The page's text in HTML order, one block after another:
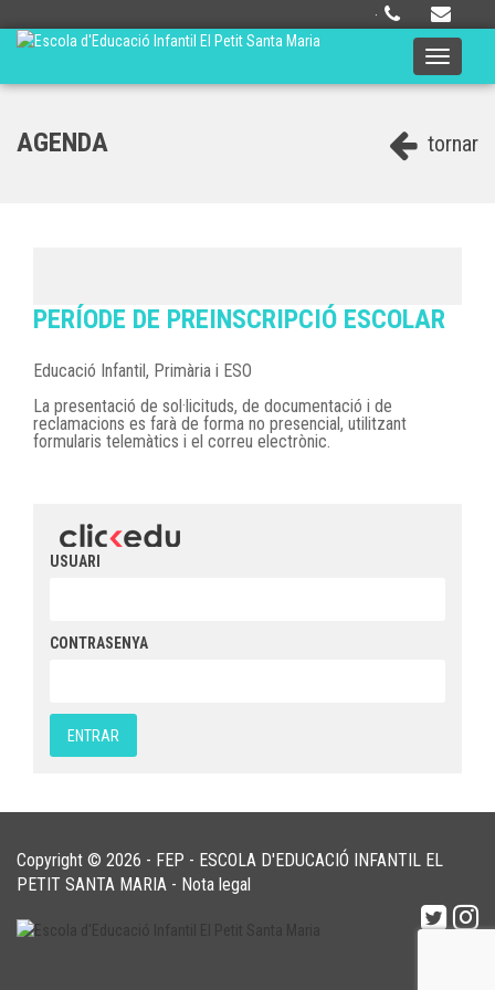
·
Toggle
tornar
AGENDA
PERÍODE DE PREINSCRIPCIÓ ESCOLAR
Educació Infantil, Primària i ESO
La presentació de sol·licituds, de documentació i de
reclamacions es farà de forma no presencial, utilitzant
formularis telemàtics i el correu electrònic.
USUARI
CONTRASENYA
Copyright © 2026 - FEP - ESCOLA D'EDUCACIÓ INFANTIL EL
PETIT SANTA MARIA - Nota legal